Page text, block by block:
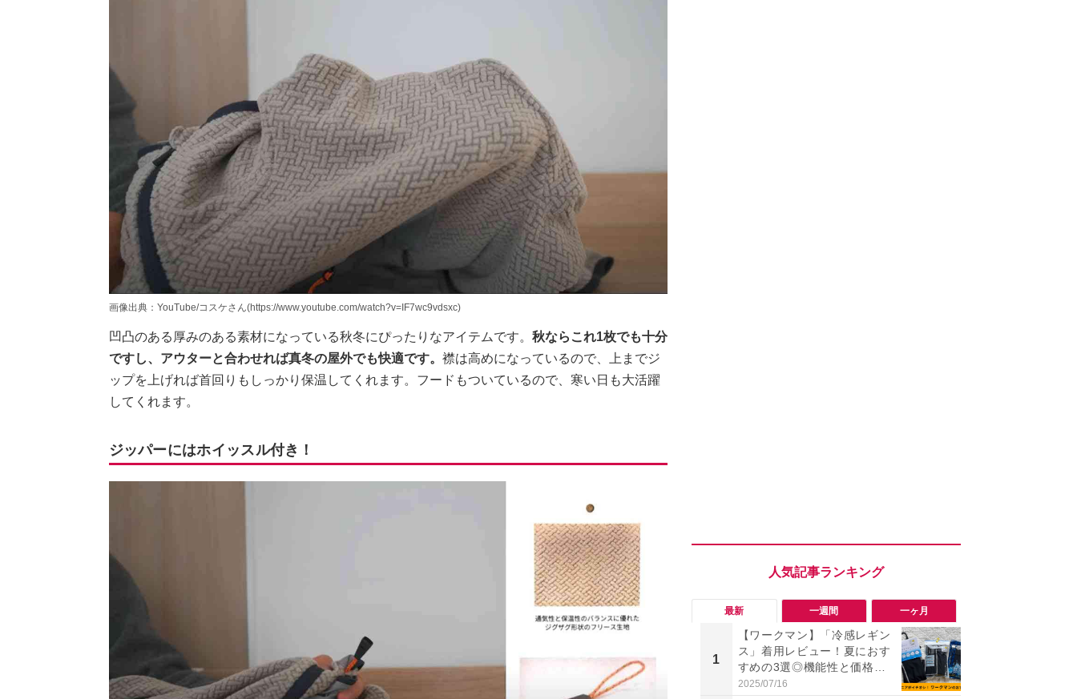
画像出典：YouTube/コスケさん(https://www.youtube.com/watch?v=IF7wc9vdsxc)
凹凸のある厚みのある素材になっている秋冬にぴったりなアイテムです。 秋ならこれ1枚でも十分
ですし、アウターと合わせれば真冬の屋外でも快適です。 襟は高めになっているので、上までジ
ップを上げれば首回りもしっかり保温してくれます。フードもついているので、寒い日も大活躍
してくれます。
ジッパーにはホイッスル付き！
最新 一週間 一ヶ月
1
【ワークマン】「冷感レギン
ス」着用レビュー！夏におす
すめの3選◎機能性と価格比
較
2025/07/16